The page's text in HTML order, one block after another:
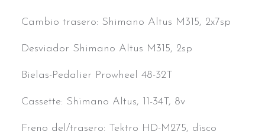
Cambio trasero: Shimano Altus M315, 2x7sp
Desviador Shimano Altus M315, 2sp
Bielas-Pedalier Prowheel 48-32T
Cassette: Shimano Altus, 11-34T, 8v
Freno del/trasero: Tektro HD-M275, disco